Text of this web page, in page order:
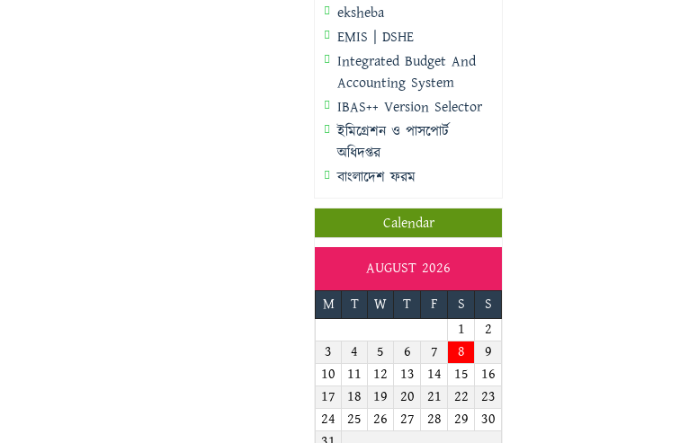
eksheba
EMIS | DSHE
Integrated Budget And
Accounting System
IBAS++ Version Selector
ইমিগ্রেশন ও পাসপোর্ট
অধিদপ্তর
বাংলাদেশ ফরম
Calendar
AUGUST 2026
M
T W T F S
S
1
2
3
4 5 6 7 8
9
10
11 12 13 14 15
16
17
18 19 20 21 22
23
24
25 26 27 28 29
30